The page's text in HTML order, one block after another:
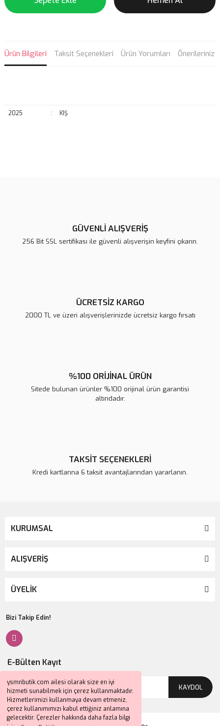
ysmnbutik.com ailesi olarak size en iyi
hizmeti sunabilmek için çerez kullanmaktadır.
Hizmetlerimizi kullanmaya devam etmeniz,
çerez kullanımımızı kabul ettiğiniz anlamına
gelecektir. Çerezler hakkında daha fazla bilgi
Ürün Bilgileri Taksit Seçenekleri Ürün Yorumları Önerileriniz
2025 : KIŞ
Ürün açıklamasında eksik bilgiler bulunuyor.
GÜVENLİ ALIŞVERİŞ
256 Bit SSL sertifikası ile güvenli alışverişin keyfini çıkarın.
ÜCRETSİZ KARGO
2000 TL ve üzeri alışverişlerinizde ücretsiz kargo fırsatı
%100 ORİJİNAL ÜRÜN
Sitede bulunan ürünler %100 orijinal ürün garantisi
altındadır.
TAKSİT SEÇENEKLERİ
Kredi kartlarına 6 taksit avantajlarından yararlanın.
KURUMSAL
ALIŞVERİŞ
ÜYELİK
Bizi Takip Edin!
E-Bülten Kayıt
KAYDOL